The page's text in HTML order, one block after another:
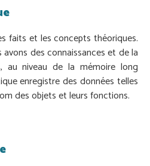
faits et les concepts théoriques.
avons des connaissances et de la
au niveau de la mémoire long
enregistre des données telles
des objets et leurs fonctions.